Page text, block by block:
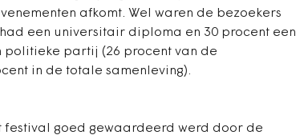
afkomt. Wel waren de bezoekers
een universitair diploma en 30 procent een
partij (26 procent van de
in de totale samenleving).
goed gewaardeerd werd door de